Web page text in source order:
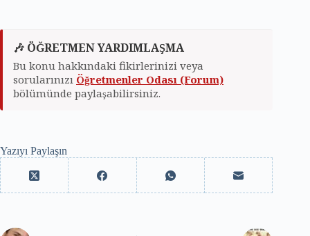
🎶 ÖĞRETMEN YARDIMLAŞMA
Bu konu hakkındaki fikirlerinizi veya
sorularınızı Öğretmenler Odası (Forum)
bölümünde paylaşabilirsiniz.
Yazıyı Paylaşın